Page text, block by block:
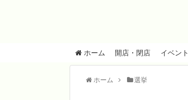
ホーム 開店・閉店 イベント
ホーム 選挙